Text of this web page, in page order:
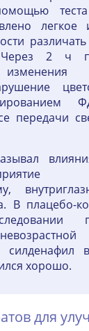
теста
легкое
различать
Через 2 ч
передачи
В плацебо-
силденафил
хорошо.
для